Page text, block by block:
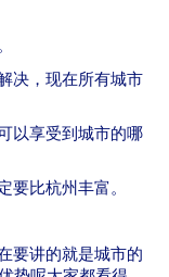
决，现在所有城市
以享受到城市的哪
要比杭州丰富。
要讲的就是城市的